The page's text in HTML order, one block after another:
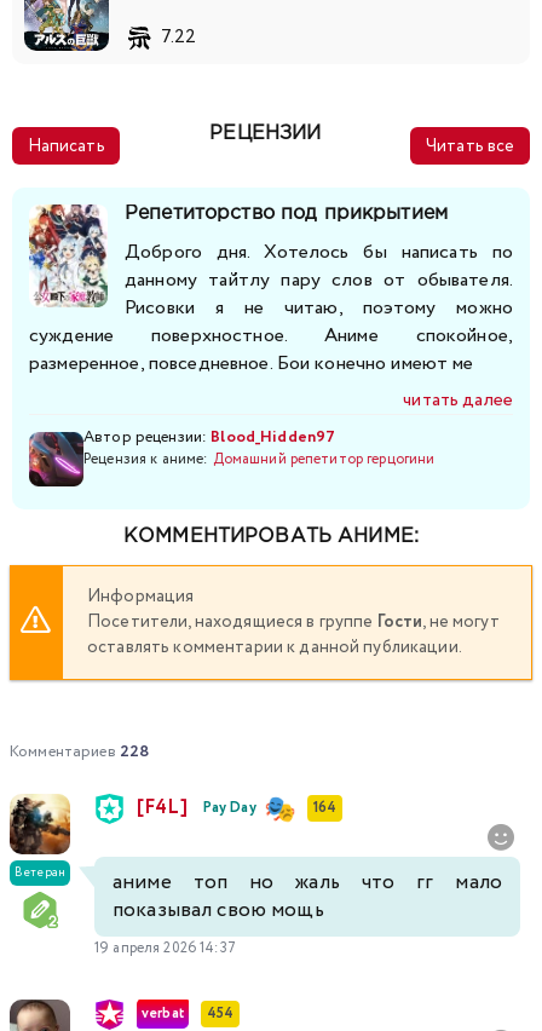
7.22
Написать
РЕЦЕНЗИИ
Читать все
Репетиторство под прикрытием
Доброго дня. Хотелось бы написать по
данному тайтлу пару слов от обывателя.
Рисовки я не читаю, поэтому можно
суждение поверхностное. Аниме спокойное,
размеренное, повседневное. Бои конечно имеют ме
читать далее
Автор рецензии: Blood_Hidden97
Рецензия к аниме: Домашний репетитор герцогини
КОММЕНТИРОВАТЬ АНИМЕ:
Информация
Посетители, находящиеся в группе Гости, не могут
оставлять комментарии к данной публикации.
Комментариев 228
Ветеран
[F4L] Pay Day 164
аниме топ но жаль что гг мало
показывал свою мощь
19 апреля 2026 14:37
verbat 454